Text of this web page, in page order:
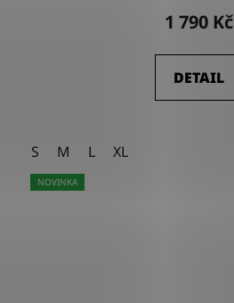
1 790 Kč
DETAIL
S M L XL
NOVINKA